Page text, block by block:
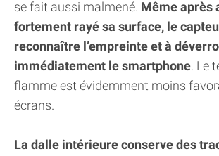
se fait aussi malmené. Même après
fortement rayé sa surface, le
reconnaître l’empreinte et à
immédiatement le smartphone. Le
flamme est évidemment moins
écrans.
La dalle intérieure conserve des